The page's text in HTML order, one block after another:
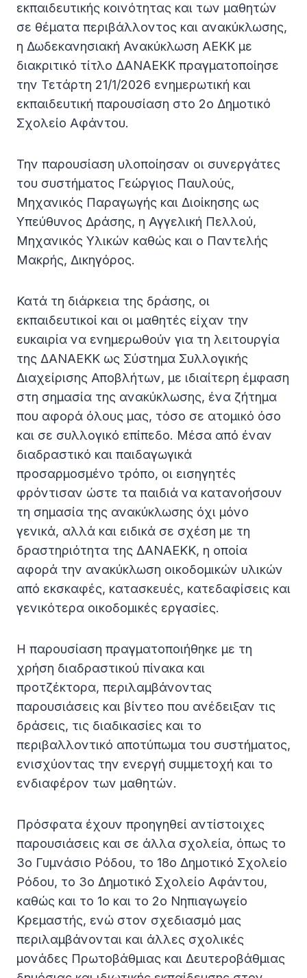
εκπαιδευτικής κοινότητας και των μαθητών
σε θέματα περιβάλλοντος και ανακύκλωσης,
η Δωδεκανησιακή Ανακύκλωση ΑΕΚΚ με
διακριτικό τίτλο ΔΑΝΑΕΚΚ πραγματοποίησε
την Τετάρτη 21/1/2026 ενημερωτική και
εκπαιδευτική παρουσίαση στο 2ο Δημοτικό
Σχολείο Αφάντου.
Την παρουσίαση υλοποίησαν οι συνεργάτες
του συστήματος Γεώργιος Παυλούς,
Μηχανικός Παραγωγής και Διοίκησης ως
Υπεύθυνος Δράσης, η Αγγελική Πελλού,
Μηχανικός Υλικών καθώς και ο Παντελής
Μακρής, Δικηγόρος.
Κατά τη διάρκεια της δράσης, οι
εκπαιδευτικοί και οι μαθητές είχαν την
ευκαιρία να ενημερωθούν για τη λειτουργία
της ΔΑΝΑΕΚΚ ως Σύστημα Συλλογικής
Διαχείρισης Αποβλήτων, με ιδιαίτερη έμφαση
στη σημασία της ανακύκλωσης, ένα ζήτημα
που αφορά όλους μας, τόσο σε ατομικό όσο
και σε συλλογικό επίπεδο. Μέσα από έναν
διαδραστικό και παιδαγωγικά
προσαρμοσμένο τρόπο, οι εισηγητές
φρόντισαν ώστε τα παιδιά να κατανοήσουν
τη σημασία της ανακύκλωσης όχι μόνο
γενικά, αλλά και ειδικά σε σχέση με τη
δραστηριότητα της ΔΑΝΑΕΚΚ, η οποία
αφορά την ανακύκλωση οικοδομικών υλικών
από εκσκαφές, κατασκευές, κατεδαφίσεις και
γενικότερα οικοδομικές εργασίες.
Η παρουσίαση πραγματοποιήθηκε με τη
χρήση διαδραστικού πίνακα και
προτζέκτορα, περιλαμβάνοντας
παρουσιάσεις και βίντεο που ανέδειξαν τις
δράσεις, τις διαδικασίες και το
περιβαλλοντικό αποτύπωμα του συστήματος,
ενισχύοντας την ενεργή συμμετοχή και το
ενδιαφέρον των μαθητών.
Πρόσφατα έχουν προηγηθεί αντίστοιχες
παρουσιάσεις και σε άλλα σχολεία, όπως το
3ο Γυμνάσιο Ρόδου, το 18ο Δημοτικό Σχολείο
Ρόδου, το 3ο Δημοτικό Σχολείο Αφάντου,
καθώς και το 1ο και το 2ο Νηπιαγωγείο
Κρεμαστής, ενώ στον σχεδιασμό μας
περιλαμβάνονται και άλλες σχολικές
μονάδες Πρωτοβάθμιας και Δευτεροβάθμιας